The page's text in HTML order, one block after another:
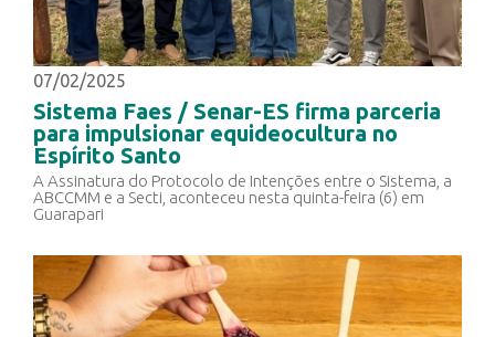
07/02/2025
Sistema Faes / Senar-ES firma parceria
para impulsionar equideocultura no
Espírito Santo
A Assinatura do Protocolo de Intenções entre o Sistema, a
ABCCMM e a Secti, aconteceu nesta quinta-feira (6) em
Guarapari